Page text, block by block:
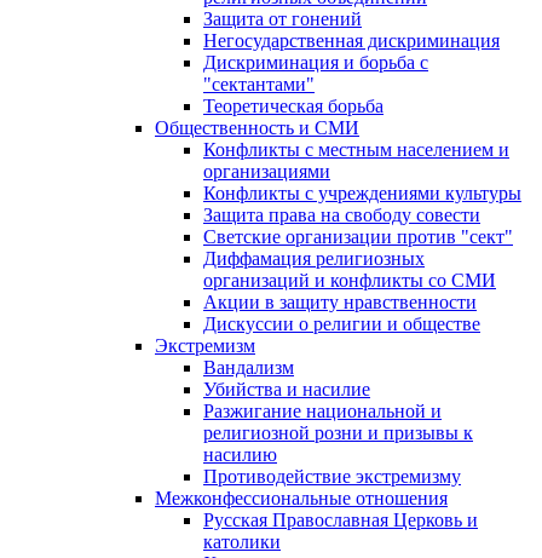
Защита от гонений
Негосударственная дискриминация
Дискриминация и борьба с
"сектантами"
Теоретическая борьба
Общественность и СМИ
Конфликты с местным населением и
организациями
Конфликты с учреждениями культуры
Защита права на свободу совести
Светские организации против "сект"
Диффамация религиозных
организаций и конфликты со СМИ
Акции в защиту нравственности
Дискуссии о религии и обществе
Экстремизм
Вандализм
Убийства и насилие
Разжигание национальной и
религиозной розни и призывы к
насилию
Противодействие экстремизму
Межконфессиональные отношения
Русская Православная Церковь и
католики